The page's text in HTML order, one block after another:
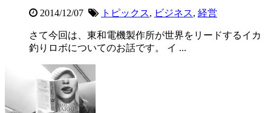
2014/12/07 トピックス, ビジネス, 経営
さて今回は、東和電機製作所が世界をリードするイカ
釣りロボについてのお話です。 イ ...